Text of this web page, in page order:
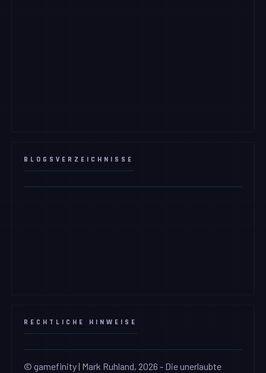
BLOGSVERZEICHNISSE
RECHTLICHE HINWEISE
© gamefinity | Mark Ruhland, 2026 - Die unerlaubte